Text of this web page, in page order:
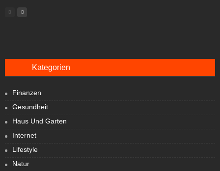
Kategorien
Finanzen
Gesundheit
Haus Und Garten
Internet
Lifestyle
Natur